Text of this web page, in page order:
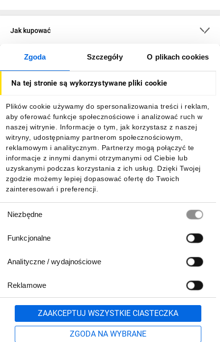
Zgoda Szczegóły O plikach cookies
Na tej stronie są wykorzystywane pliki cookie
Plików cookie używamy do spersonalizowania treści i reklam,
aby oferować funkcje społecznościowe i analizować ruch w
naszej witrynie. Informacje o tym, jak korzystasz z naszej
witryny, udostępniamy partnerom społecznościowym,
reklamowym i analitycznym. Partnerzy mogą połączyć te
informacje z innymi danymi otrzymanymi od Ciebie lub
uzyskanymi podczas korzystania z ich usług. Dzięki Twojej
zgodzie możemy lepiej dopasować ofertę do Twoich
zainteresowań i preferencji.
zgody
Niezbędne
Funkcjonalne
Analityczne / wydajnościowe
Reklamowe
ZAAKCEPTUJ WSZYSTKIE CIASTECZKA
ZGODA NA WYBRANE
Jak kupować
O firmie
Informacje
Pobierz naszą aplikację mobilną:
801 500 700 lub
71 37 61 600
Formularz kontaktowy